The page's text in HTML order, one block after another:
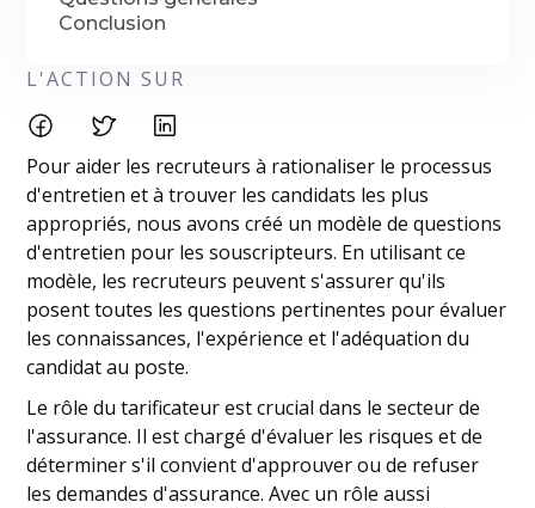
Conclusion
L'ACTION SUR
Pour aider les recruteurs à rationaliser le processus
d'entretien et à trouver les candidats les plus
appropriés, nous avons créé un modèle de questions
d'entretien pour les souscripteurs. En utilisant ce
modèle, les recruteurs peuvent s'assurer qu'ils
posent toutes les questions pertinentes pour évaluer
les connaissances, l'expérience et l'adéquation du
candidat au poste.
Le rôle du tarificateur est crucial dans le secteur de
l'assurance. Il est chargé d'évaluer les risques et de
déterminer s'il convient d'approuver ou de refuser
les demandes d'assurance. Avec un rôle aussi